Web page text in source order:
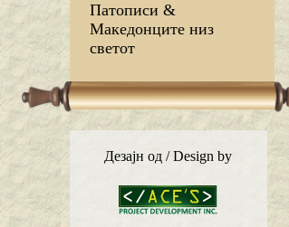
Патописи &
Македонците низ
светот
Дезајн од / Design by